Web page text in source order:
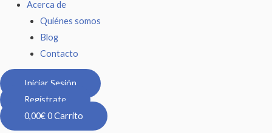
Acerca de
Quiénes somos
Blog
Contacto
Iniciar Sesión
Regístrate
0,00€0Carrito